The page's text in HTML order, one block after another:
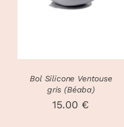
DÉTAILS
Bol Silicone Ventouse
gris (Béaba)
15.00 €